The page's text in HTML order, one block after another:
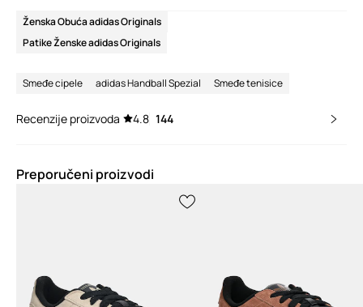
Ženska Obuća adidas Originals
Patike Ženske adidas Originals
Smeđe cipele adidas Handball Spezial Smeđe tenisice
Recenzije proizvoda 4.8 144
Preporučeni proizvodi